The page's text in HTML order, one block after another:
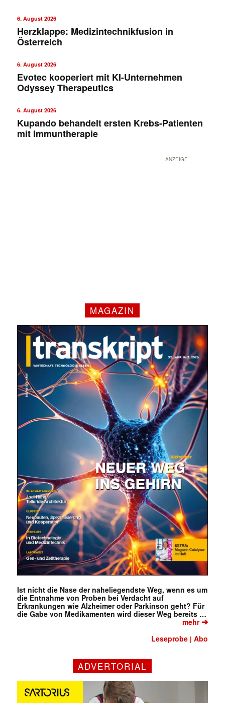
Mit dem |transkript-Newsletter
jede Woche aktuell informiert.
E-
6. August 2026
Herzklappe: Medizintechnikfusion in
Österreich
6. August 2026
Evotec kooperiert mit KI-Unternehmen
Odyssey Therapeutics
6. August 2026
Kupando behandelt ersten Krebs-Patienten
mit Immuntherapie
ANZEIGE
MAGAZIN
Ist nicht die Nase der naheliegendste Weg, wenn es um
die Entnahme von Proben bei Verdacht auf
Erkrankungen wie Alzheimer oder Parkinson geht? Für
die Gabe von Medikamenten wird dieser Weg bereits …
mehr➔
Leseprobe |Abo
ADVERTORIAL